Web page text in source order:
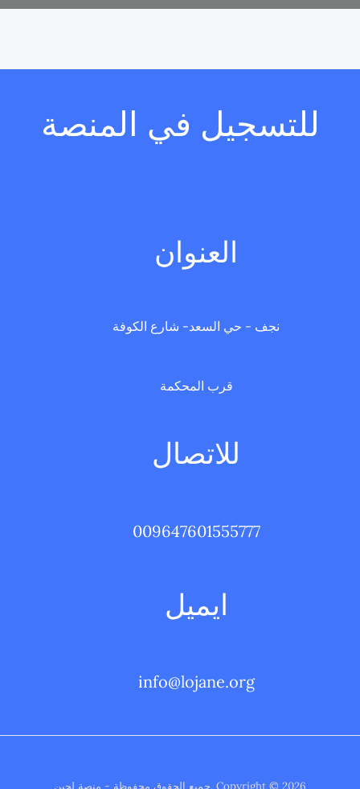
للتسجيل في المنصة
العنوان
نجف - حي السعد- شارع الكوفة
قرب المحكمة
للاتصال
009647601555777
ايميل
info@lojane.org
Copyright © 2026 .جميع الحقوق محفوظة - منصة لجين